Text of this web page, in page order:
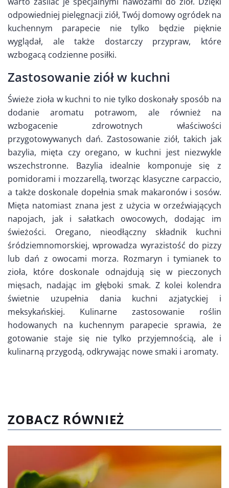
odpowiedniej pielęgnacji ziół, Twój domowy ogródek na
kuchennym parapecie nie tylko będzie pięknie
wyglądał, ale także dostarczy przypraw, które
wzbogacą codzienne posiłki.
Zastosowanie ziół w kuchni
Świeże zioła w kuchni to nie tylko doskonały sposób na
dodanie aromatu potrawom, ale również na
wzbogacenie zdrowotnych właściwości
przygotowywanych dań. Zastosowanie ziół, takich jak
bazylia, mięta czy oregano, w kuchni jest niezwykle
wszechstronne. Bazylia idealnie komponuje się z
pomidorami i mozzarellą, tworząc klasyczne carpaccio,
a także doskonale dopełnia smak makaronów i sosów.
Mięta natomiast znana jest z użycia w orzeźwiających
napojach, jak i sałatkach owocowych, dodając im
świeżości. Oregano, nieodłączny składnik kuchni
śródziemnomorskiej, wprowadza wyrazistość do pizzy
lub dań z owocami morza. Rozmaryn i tymianek to
zioła, które doskonale odnajdują się w pieczonych
mięsach, nadając im głęboki smak. Z kolei kolendra
świetnie uzupełnia dania kuchni azjatyckiej i
meksykańskiej. Kulinarne zastosowanie roślin
hodowanych na kuchennym parapecie sprawia, że
gotowanie staje się nie tylko przyjemnością, ale i
kulinarną przygodą, odkrywając nowe smaki i aromaty.
ZOBACZ RÓWNIEŻ